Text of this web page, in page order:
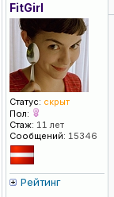
FitGirl
Статус: скрыт
Пол:
Стаж: 11 лет
Сообщений: 15346
Рейтинг